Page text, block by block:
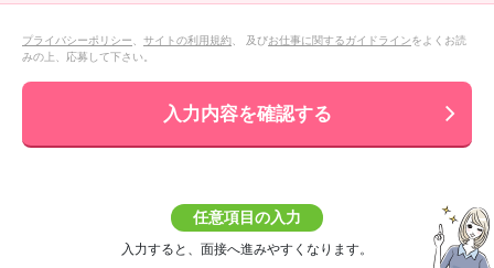
プライバシーポリシー サイトの利用規約 、 及びお仕事に関するガイドラインをよくお読
みの上、応募して下さい。
入力内容を確認する
任意項目の入力
入力すると、面接へ進みやすくなります。